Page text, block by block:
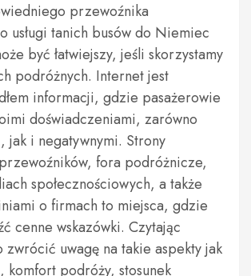
przewoźnika
usługi tanich busów do Niemiec
być łatwiejszy, jeśli skorzystamy
podróżnych. Internet jest
informacji, gdzie pasażerowie
doświadczeniami, zarówno
jak i negatywnymi. Strony
fora podróżnicze,
społecznościowych, a także
o firmach to miejsca, gdzie
cenne wskazówki. Czytając
uwagę na takie aspekty jak
komfort podróży, stosunek